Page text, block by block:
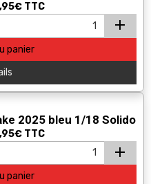
TTC
panier
2025 bleu 1/18 Solido
TTC
panier